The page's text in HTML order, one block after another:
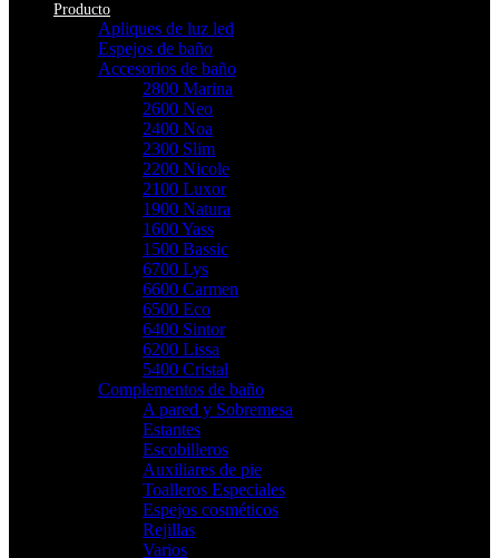
Producto
Apliques de luz led
Espejos de baño
Accesorios de baño
2800 Marina
2600 Neo
2400 Noa
2300 Slim
2200 Nicole
2100 Luxor
1900 Natura
1600 Yass
1500 Bassic
6700 Lys
6600 Carmen
6500 Eco
6400 Sintor
6200 Lissa
5400 Cristal
Complementos de baño
A pared y Sobremesa
Estantes
Escobilleros
Auxiliares de pie
Toalleros Especiales
Espejos cosméticos
Rejillas
Varios